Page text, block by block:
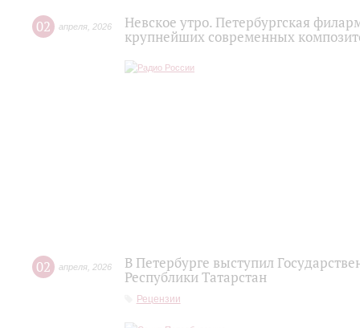
02 апреля 2026
Невское утро. Петербургская
крупнейших современных
02 апреля 2026
В Петербурге выступил
Республики Татарстан
Рецензии